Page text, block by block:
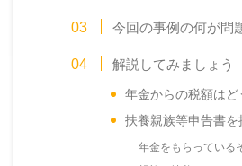
今回の事例の何が問
解説してみましょう
年金からの税額はど
扶養親族等申告書を
年金をもらっている